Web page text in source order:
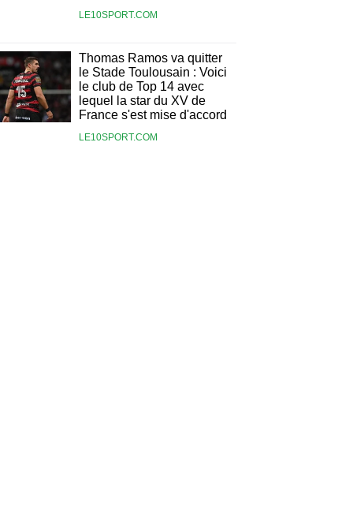
LE10SPORT.COM
Thomas Ramos va quitter
le Stade Toulousain : Voici
le club de Top 14 avec
lequel la star du XV de
France s'est mise d'accord
LE10SPORT.COM